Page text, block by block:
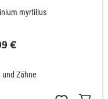
myrtillus
€
Zähne